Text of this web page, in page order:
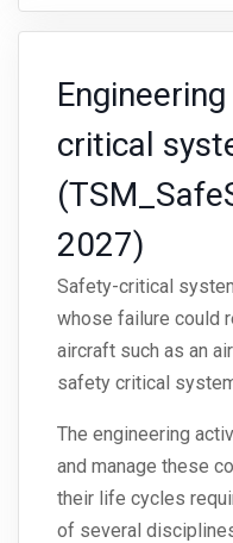
critical
2027)
Safety-critical
whose failure could
aircraft such as an
safety critical
The engineering
and manage these
their life cycles
of several